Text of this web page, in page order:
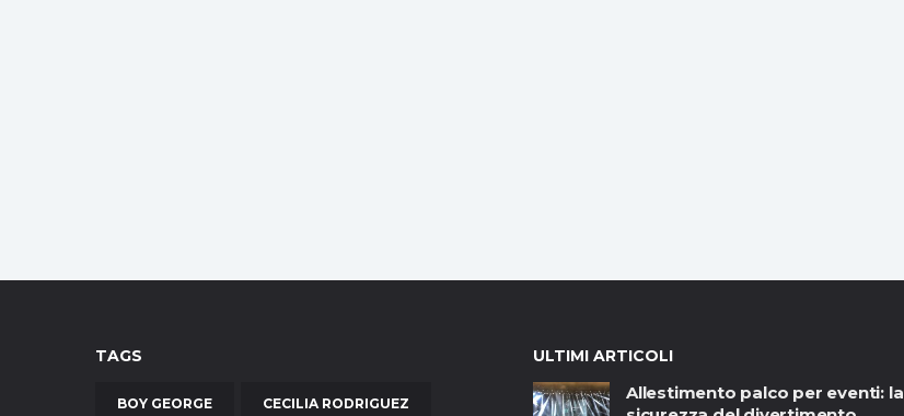
TAGS
BOY GEORGE CECILIA RODRIGUEZ
ULTIMI ARTICOLI
Allestimento palco per eventi: la